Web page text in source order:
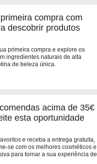
compra com
descobrir produtos
primeira compra e explore os
ingredientes naturais de alta
de beleza única.
acima de 35€
esta oportunidade
e receba a entrega gratuita,
se com os melhores cosméticos e
para tornar a sua experiência de